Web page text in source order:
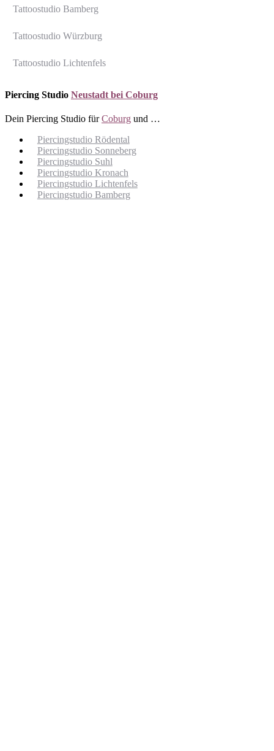
Tattoostudio Bamberg
Tattoostudio Würzburg
Tattoostudio Lichtenfels
Piercing Studio Neustadt bei Coburg
Dein Piercing Studio fürCoburg und …
Piercingstudio Rödental
Piercingstudio Sonneberg
Piercingstudio Suhl
Piercingstudio Kronach
Piercingstudio Lichtenfels
Piercingstudio Bamberg